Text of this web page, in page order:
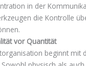
in der
die Kontrolle
vor Quantität
beginnt mit